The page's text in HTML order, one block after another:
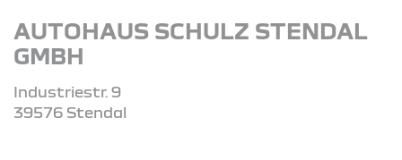
AUTOHAUS SCHULZ STENDAL
GMBH
Industriestr. 9
39576 Stendal